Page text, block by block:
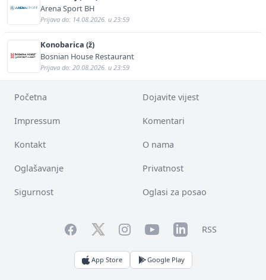
Arena Sport BH
Prijava do: 14.08.2026. u 23:59
Konobarica (ž)
Bosnian House Restaurant
Prijava do: 20.08.2026. u 23:59
Početna Dojavite vijest
Impressum Komentari
Kontakt O nama
Oglašavanje Privatnost
Sigurnost Oglasi za posao
FacebookTwitterInstagramYouTubeLinkedInRSS
App Store Google Play